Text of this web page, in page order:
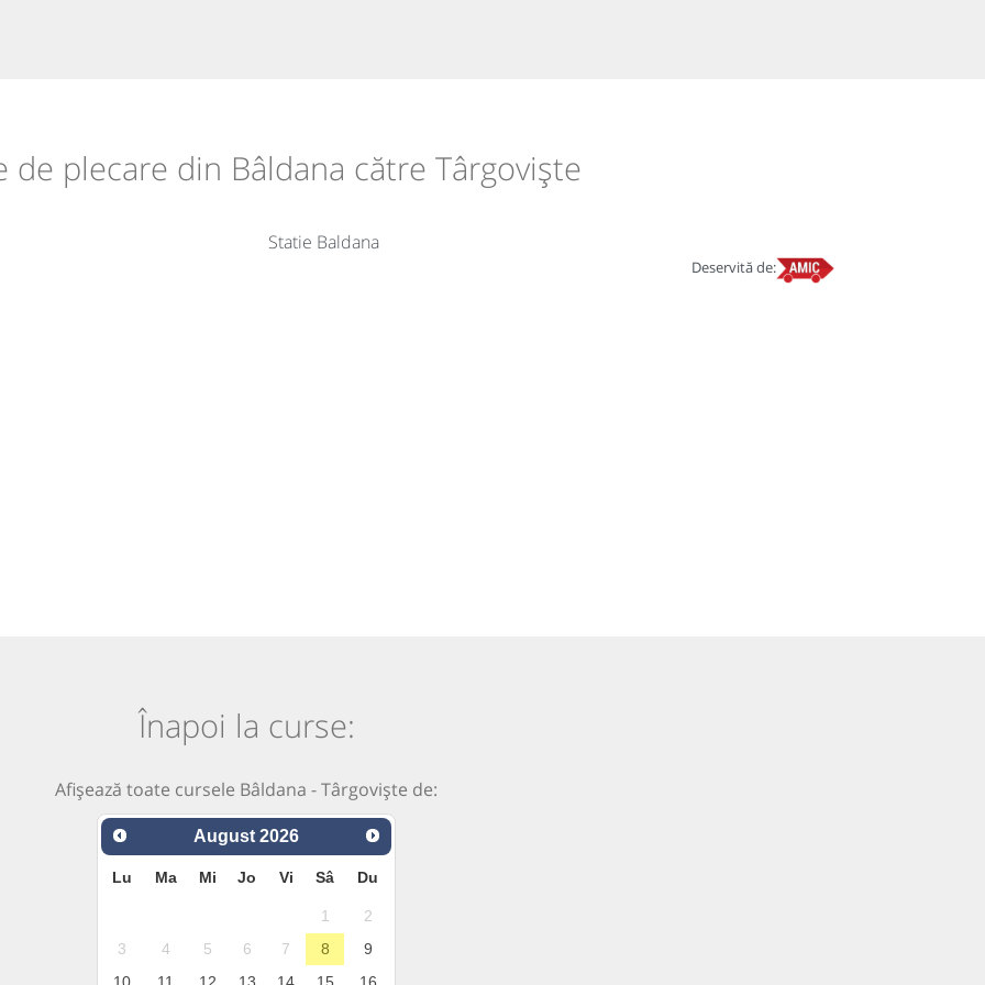
de plecare din Bâldana către Târgoviște
Statie Baldana
Deservită de:
Înapoi la curse:
Afișează toate cursele Bâldana - Târgoviște de:
August 2026
Lu Ma Mi Jo Vi Sâ Du
1
2
3
4 5 6 7 8
9